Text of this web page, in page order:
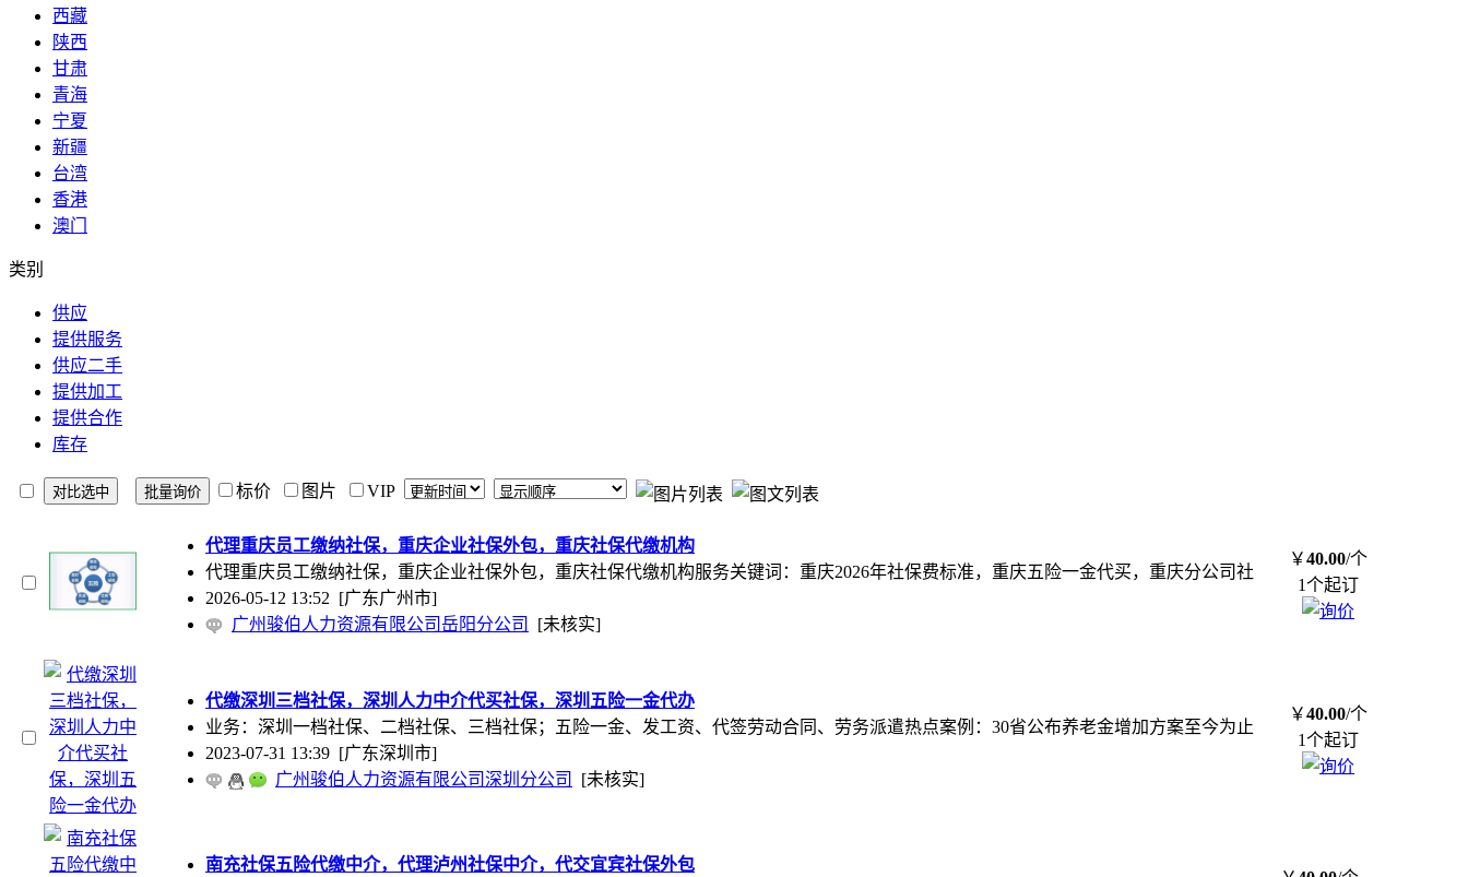
西藏
陕西
甘肃
青海
宁夏
新疆
台湾
香港
澳门
类别
供应
提供服务
供应二手
提供加工
提供合作
库存
标价 图片 VIP
代理重庆员工缴纳社保，重庆企业社保外包，重庆社保代缴机构
代理重庆员工缴纳社保，重庆企业社保外包，重庆社保代缴机构服务关键词：重庆2026年社保费标准，重庆五险一金代买，重庆分公司社
2026-05-12 13:52 [广东广州市]
广州骏伯人力资源有限公司岳阳分公司
[未核实]
￥40.00/个
1个起订
代缴深圳三档社保，深圳人力中介代买社保，深圳五险一金代办
业务：深圳一档社保、二档社保、三档社保；五险一金、发工资、代签劳动合同、劳务派遣热点案例：30省公布养老金增加方案至今为止
2023-07-31 13:39 [广东深圳市]
广州骏伯人力资源有限公司深圳分公司
[未核实]
￥40.00/个
1个起订
南充社保五险代缴中介，代理泸州社保中介，代交宜宾社保外包